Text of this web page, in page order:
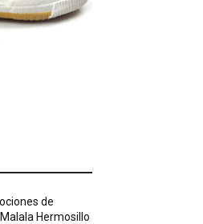
de
Hermosillo